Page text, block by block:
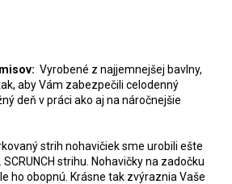
Vyrobené z najjemnejšej bavlny,
aby Vám zabezpečili celodenný
deň v práci ako aj na náročnejšie
strih nohavičiek sme urobili ešte
strihu. Nohavičky na zadočku
ho obopnú. Krásne tak zvýraznia Vaše